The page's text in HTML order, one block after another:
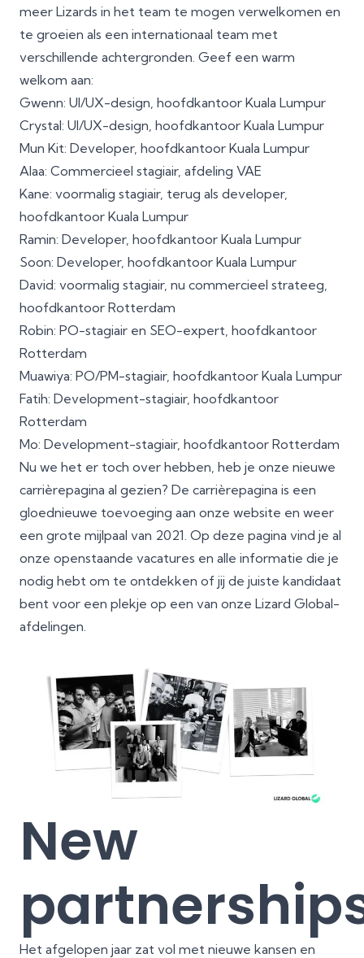
meer Lizards in het team te mogen verwelkomen en
te groeien als een internationaal team met
verschillende achtergronden. Geef een warm
welkom aan:
Gwenn: UI/UX-design, hoofdkantoor Kuala Lumpur
Crystal: UI/UX-design, hoofdkantoor Kuala Lumpur
Mun Kit: Developer, hoofdkantoor Kuala Lumpur
Alaa: Commercieel stagiair, afdeling VAE
Kane: voormalig stagiair, terug als developer,
hoofdkantoor Kuala Lumpur
Ramin: Developer, hoofdkantoor Kuala Lumpur
Soon: Developer, hoofdkantoor Kuala Lumpur
David: voormalig stagiair, nu commercieel strateeg,
hoofdkantoor Rotterdam
Robin: PO-stagiair en SEO-expert, hoofdkantoor
Rotterdam
Muawiya: PO/PM-stagiair, hoofdkantoor Kuala Lumpur
Fatih: Development-stagiair, hoofdkantoor
Rotterdam
Mo: Development-stagiair, hoofdkantoor Rotterdam
Nu we het er toch over hebben, heb je onze nieuwe
carrièrepagina al gezien? De carrièrepagina is een
gloednieuwe toevoeging aan onze website en weer
een grote mijlpaal van 2021. Op deze pagina vind je al
onze openstaande vacatures en alle informatie die je
nodig hebt om te ontdekken of jij de juiste kandidaat
bent voor een plekje op een van onze Lizard Global-
afdelingen.
New
Het afgelopen jaar zat vol met nieuwe kansen en